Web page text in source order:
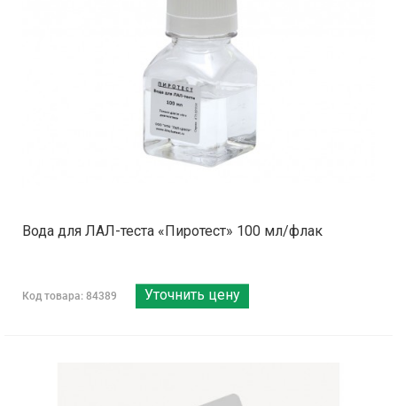
Вода для ЛАЛ-теста «Пиротест» 100 мл/флак
Код товара: 84389 Уточнить цену